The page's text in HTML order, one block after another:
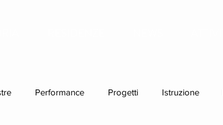
Performance Progetti Istruzione